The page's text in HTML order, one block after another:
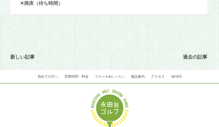
✕満席（待ち時間）
新しい記事 過去の記事
初めての方へ 営業時間・料金 スクール&レッスン 施設案内 アクセス NEWS